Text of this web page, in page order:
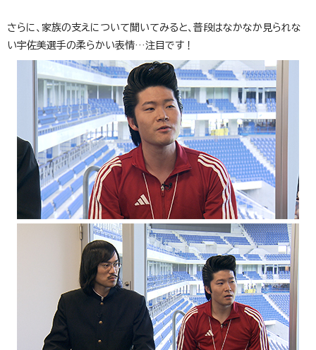
さらに、家族の支えについて聞いてみると、普段はなかなか見られな
い宇佐美選手の柔らかい表情…注目です！